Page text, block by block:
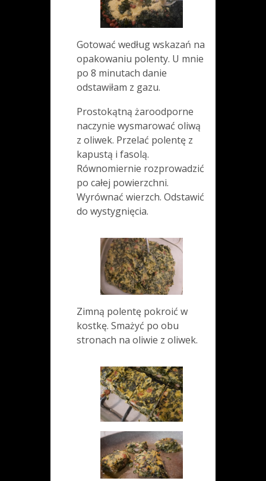
Gotować według wskazań na
opakowaniu polenty. U mnie
po 8 minutach danie
odstawiłam z gazu.
Prostokątną żaroodporne
naczynie wysmarować oliwą
z oliwek. Przelać polentę z
kapustą i fasolą.
Równomiernie rozprowadzić
po całej powierzchni.
Wyrównać wierzch. Odstawić
do wystygnięcia.
Zimną polentę pokroić w
kostkę. Smażyć po obu
stronach na oliwie z oliwek.